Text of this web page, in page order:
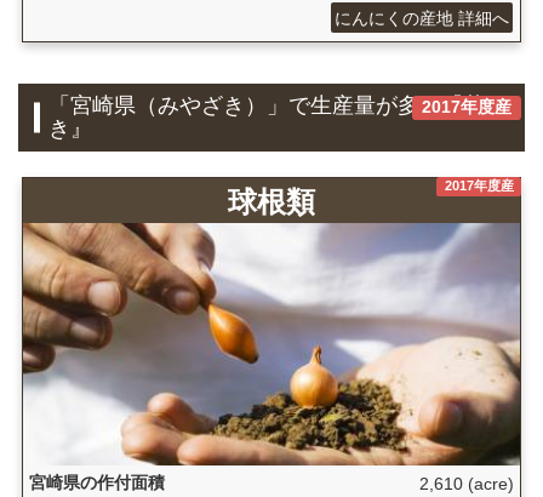
にんにくの産地 詳細へ
2017年度産
「宮崎県（みやざき）」で生産量が多い『花
き』
2017年度産
球根類
宮崎県の作付面積 2,610 (acre)